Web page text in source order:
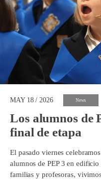
MAY 18 / 2026 News
Los alumnos de
final de etapa
El pasado viernes
alumnos de PEP 3 en
familias y profesoras,